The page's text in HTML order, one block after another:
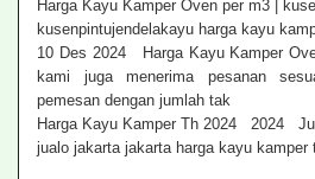
Harga Kayu Kamper Oven per m3 |
kusenpintujendelakayu harga kayu
10 Des 2024 Harga Kayu Kamper
kami juga menerima pesanan
pemesan dengan jumlah tak
Harga Kayu Kamper Th 2024 2024
jualo jakarta jakarta harga kayu kamper